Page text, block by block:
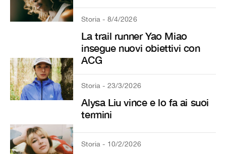
Storia - 8/4/2026
La trail runner Yao Miao
insegue nuovi obiettivi con
ACG
Storia - 23/3/2026
Alysa Liu vince e lo fa ai suoi
termini
Storia - 10/2/2026